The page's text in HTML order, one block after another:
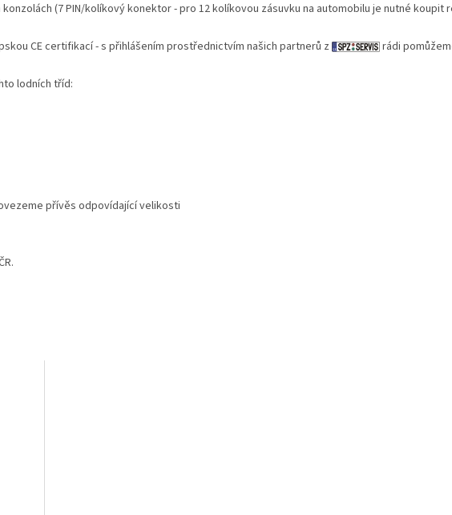
(7 PIN/kolíkový konektor - pro 12 kolíkovou zásuvku na automobilu je nutné koupit
CE certifikací - s přihlášením prostřednictvím našich partnerů z rádi
lodních tříd:
přívěs odpovídající velikosti